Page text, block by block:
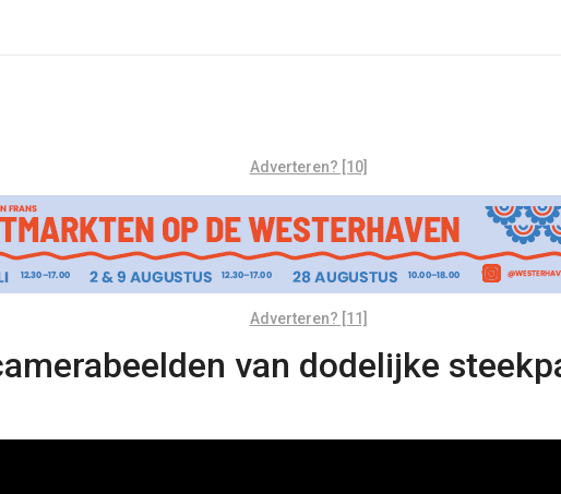
Adverteren? [10]
Adverteren? [11]
van dodelijke